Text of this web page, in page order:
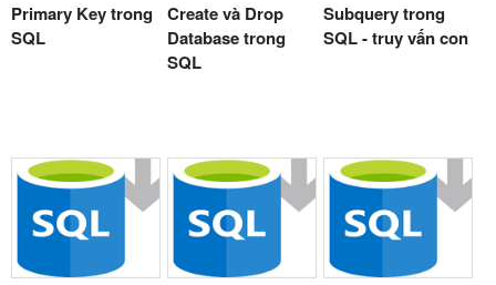
Primary Key trong
SQL
Create và Drop
Database trong
SQL
Subquery trong
SQL - truy vấn con